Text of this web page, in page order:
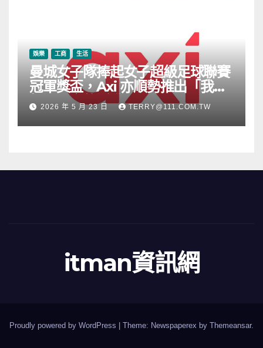
娛樂 工商 生活
曼城女子隊捧起女子超級足球聯賽
冠軍獎盃，Axi 亦順勢推出「我的
根源」宣傳活動
2026 年 5 月 23 日 TERRY@111.COM.TW
itman資訊網
Proudly powered by WordPress Theme: Newspaperex by Themeansar.